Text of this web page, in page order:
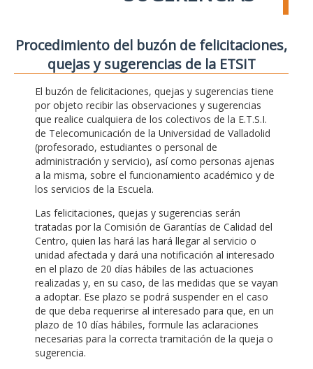
Procedimiento del buzón de felicitaciones,
quejas y sugerencias de la ETSIT
El buzón de felicitaciones, quejas y sugerencias tiene
por objeto recibir las observaciones y sugerencias
que realice cualquiera de los colectivos de la E.T.S.I.
de Telecomunicación de la Universidad de Valladolid
(profesorado, estudiantes o personal de
administración y servicio), así como personas ajenas
a la misma, sobre el funcionamiento académico y de
los servicios de la Escuela.
Las felicitaciones, quejas y sugerencias serán
tratadas por la Comisión de Garantías de Calidad del
Centro, quien las hará las hará llegar al servicio o
unidad afectada y dará una notificación al interesado
en el plazo de 20 días hábiles de las actuaciones
realizadas y, en su caso, de las medidas que se vayan
a adoptar. Ese plazo se podrá suspender en el caso
de que deba requerirse al interesado para que, en un
plazo de 10 días hábiles, formule las aclaraciones
necesarias para la correcta tramitación de la queja o
sugerencia.